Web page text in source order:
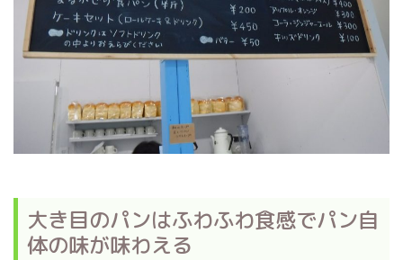
大き目のパンはふわふわ食感でパン自
体の味が味わえる